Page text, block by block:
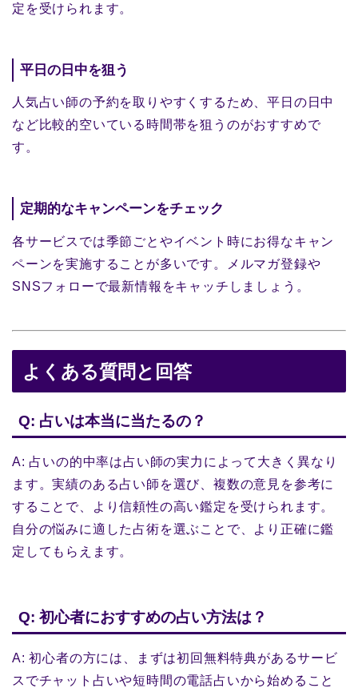
定を受けられます。
平日の日中を狙う
人気占い師の予約を取りやすくするため、平日の日中
など比較的空いている時間帯を狙うのがおすすめで
す。
定期的なキャンペーンをチェック
各サービスでは季節ごとやイベント時にお得なキャン
ペーンを実施することが多いです。メルマガ登録や
SNSフォローで最新情報をキャッチしましょう。
よくある質問と回答
Q: 占いは本当に当たるの？
A: 占いの的中率は占い師の実力によって大きく異なり
ます。実績のある占い師を選び、複数の意見を参考に
することで、より信頼性の高い鑑定を受けられます。
自分の悩みに適した占術を選ぶことで、より正確に鑑
定してもらえます。
Q: 初心者におすすめの占い方法は？
A: 初心者の方には、まずは初回無料特典があるサービ
スでチャット占いや短時間の電話占いから始めること